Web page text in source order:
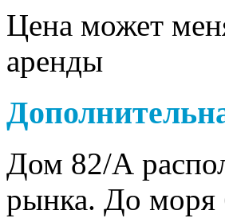
Цена может
аренды
Дом 82/А
рынка. До моря